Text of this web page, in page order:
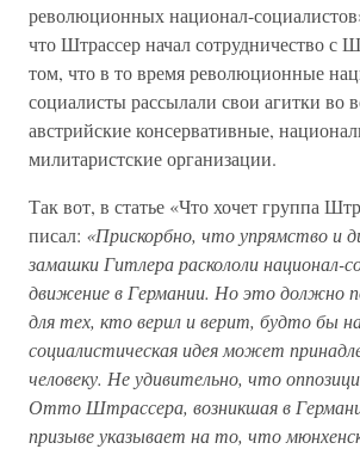
революционных национал-
что Штрассер начал сотрудничество с
том, что в то время революционные
социалисты рассылали свои агитки во
австрийские консервативные,
милитаристские организации.
Так вот, в статье «Что хочет группа
писал: «Прискорбно, что упрямство и
замашки Гитлера раскололи национал-
движение в Германии. Но это должно
для тех, кто верил и верит, будто бы
социалистическая идея может
человеку. Не удивительно, что
Отто Штрассера, возникшая в
призыве указывает на то, что